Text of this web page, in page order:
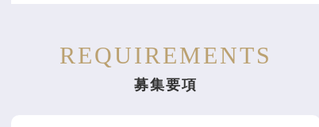
REQUIREMENTS
募集要項